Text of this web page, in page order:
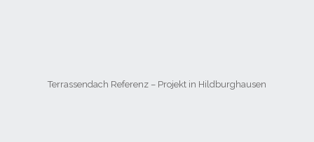
Terrassendach Referenz – Projekt in Hildburghausen